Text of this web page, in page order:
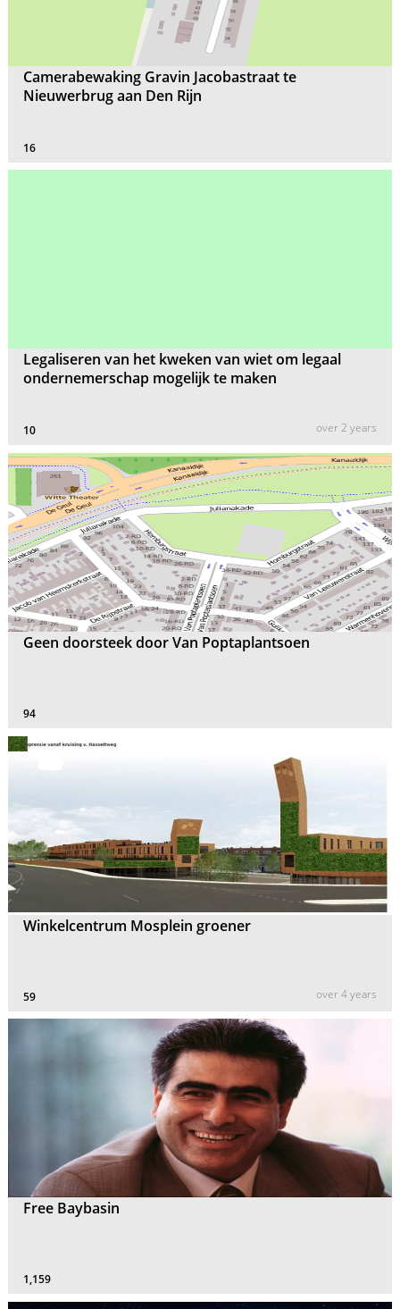
Camerabewaking Gravin Jacobastraat te
Nieuwerbrug aan Den Rijn
16
Legaliseren van het kweken van wiet om legaal
ondernemerschap mogelijk te maken
10 over 2 years
Geen doorsteek door Van Poptaplantsoen
94
Winkelcentrum Mosplein groener
59 over 4 years
Free Baybasin
1,159